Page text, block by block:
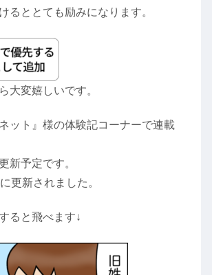
るととても励みになります。
大変嬉しいです。
ット』様の体験記コーナーで連載
新予定です。
更新されました。
ると飛べます↓